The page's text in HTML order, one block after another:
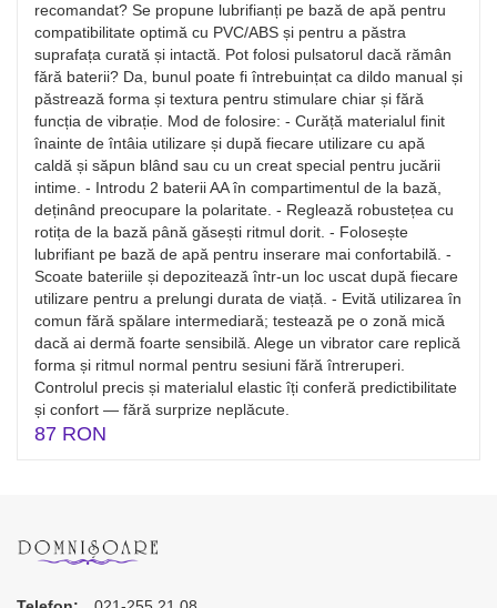
recomandat? Se propune lubrifianți pe bază de apă pentru
compatibilitate optimă cu PVC/ABS și pentru a păstra
suprafața curată și intactă. Pot folosi pulsatorul dacă rămân
fără baterii? Da, bunul poate fi întrebuințat ca dildo manual și
păstrează forma și textura pentru stimulare chiar și fără
funcția de vibrație. Mod de folosire: - Curăță materialul finit
înainte de întâia utilizare și după fiecare utilizare cu apă
caldă și săpun blând sau cu un creat special pentru jucării
intime. - Introdu 2 baterii AA în compartimentul de la bază,
deținând preocupare la polaritate. - Reglează robustețea cu
rotița de la bază până găsești ritmul dorit. - Folosește
lubrifiant pe bază de apă pentru inserare mai confortabilă. -
Scoate bateriile și depozitează într-un loc uscat după fiecare
utilizare pentru a prelungi durata de viață. - Evită utilizarea în
comun fără spălare intermediară; testează pe o zonă mică
dacă ai dermă foarte sensibilă. Alege un vibrator care replică
forma și ritmul normal pentru sesiuni fără întreruperi.
Controlul precis și materialul elastic îți conferă predictibilitate
și confort — fără surprize neplăcute.
87 RON